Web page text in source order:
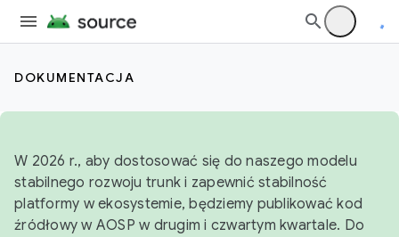
DOKUMENTACJA
W 2026 r., aby dostosować się do naszego modelu
stabilnego rozwoju trunk i zapewnić stabilność
platformy w ekosystemie, będziemy publikować kod
źródłowy w AOSP w drugim i czwartym kwartale. Do